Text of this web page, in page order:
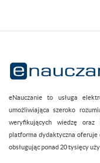
eNauczanie to usługa
umożliwiająca szeroko
weryfikujących wiedzę oraz
platforma dydaktyczna oferuje
obsługując ponad 20 tysięcy